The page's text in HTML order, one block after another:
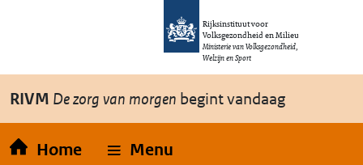
Overslaan en naar de inhoud gaan
Rijksinstituut voor
Volksgezondheid en Milieu
Ministerie van Volksgezondheid,
Welzijn en Sport
RIVM De zorg van morgen begint vandaag
Home Menu